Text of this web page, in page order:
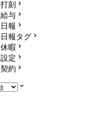
打刻
給与
日報
日報タグ
休暇
設定
契約